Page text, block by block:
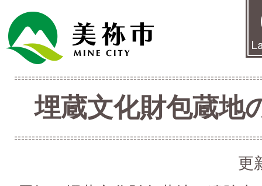
埋蔵文化財包蔵地
更